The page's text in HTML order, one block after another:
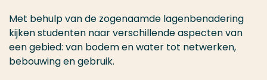
Met behulp van de zogenaamde lagenbenadering
kijken studenten naar verschillende aspecten van
een gebied: van bodem en water tot netwerken,
bebouwing en gebruik.